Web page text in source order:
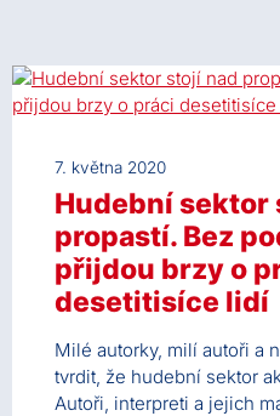
7. května 2020
Hudební sektor
propastí. Bez
přijdou brzy o
desetitisíce lidí
Milé autorky, milí autoři a
tvrdit, že hudební sektor
Autoři, interpreti a jejich